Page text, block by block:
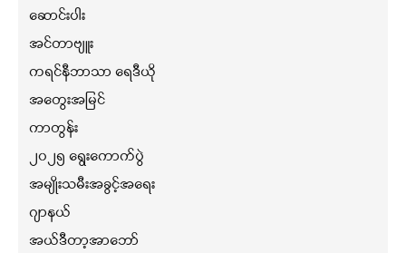
ဆောင်းပါး
အင်တာဗျူး
ကရင်နီဘာသာ ရေဒီယို
အတွေးအမြင်
ကာတွန်း
၂၀၂၅ ရွေးကောက်ပွဲ
အမျိုးသမီးအခွင့်အရေး
ဂျာနယ်
အယ်ဒီတာ့အာဘော်